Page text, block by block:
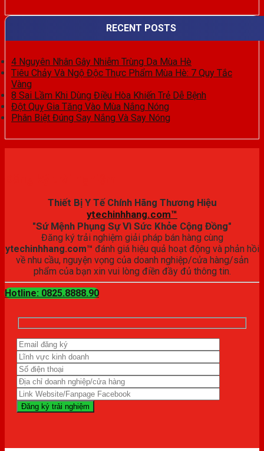
RECENT POSTS
4 Nguyên Nhân Gây Nhiễm Trùng Da Mùa Hè
Tiêu Chảy Và Ngộ Độc Thực Phẩm Mùa Hè: 7 Quy Tắc
Vàng
8 Sai Lầm Khi Dùng Điều Hòa Khiến Trẻ Dễ Bệnh
Đột Quỵ Gia Tăng Vào Mùa Nắng Nóng
Phân Biệt Đúng Say Nắng Và Say Nóng
Thiết Bị Y Tế Chính Hãng Thương Hiệu
ytechinhhang.com™
"Sứ Mệnh Phụng Sự Vì Sức Khỏe Cộng Đồng"
Đăng ký trải nghiệm giải pháp bán hàng cùng
ytechinhhang.com™ đánh giá hiệu quả hoạt động và phản hồi
về nhu cầu, nguyện vọng của doanh nghiệp/cửa hàng/sản
phẩm của bạn xin vui lòng điền đầy đủ thông tin.
Hotline: 0825.8888.90